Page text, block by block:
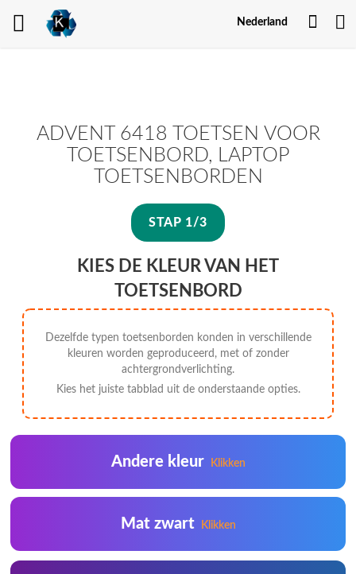
Nederland
Mijn
ADVENT 6418 TOETSEN VOOR
TOETSENBORD, LAPTOP
TOETSENBORDEN
STAP 1/3
KIES DE KLEUR VAN HET
TOETSENBORD
Dezelfde typen toetsenborden konden in verschillende
kleuren worden geproduceerd, met of zonder
achtergrondverlichting.
Kies het juiste tabblad uit de onderstaande opties.
Andere kleur Klikken
Mat zwart Klikken